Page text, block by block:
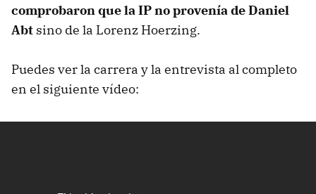
comprobaron que la IP no provenía de Daniel
Abt sino de la Lorenz Hoerzing.
Puedes ver la carrera y la entrevista al completo
en el siguiente vídeo: